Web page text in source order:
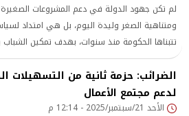
لم تكن جهود الدولة في دعم المشروعات
ومتناهية الصغر وليدة اليوم، بل هي امتداد
تتبناها الحكومة منذ سنوات، بهدف تمكين
ريادة الأعمال وتعزيز دور هذا القطاع الحيوي في
النمو الاقتصادي
الضرائب: حزمة ثانية من التسهيلات
لدعم مجتمع الأعمال
الأحد 21/سبتمبر/2025 - 12:14 م